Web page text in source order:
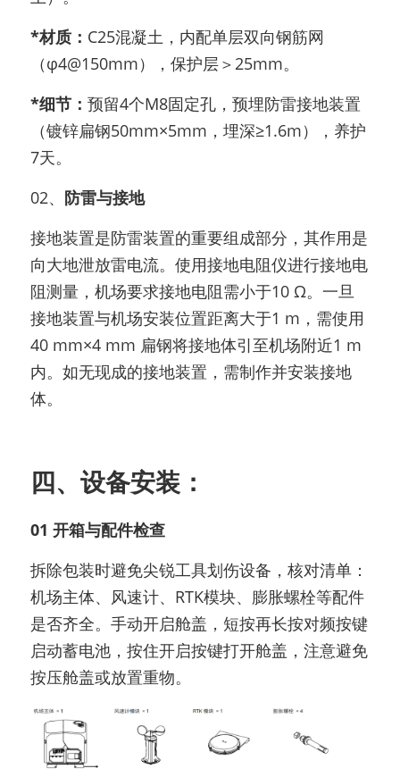
*材质： C25混凝土，内配单层双向钢筋网
（φ4@150mm），保护层＞25mm。
*细节： 预留4个M8固定孔，预埋防雷接地装置
（镀锌扁钢50mm×5mm，埋深≥1.6m），养护
7天。
02、 防雷与接地
接地装置是防雷装置的重要组成部分，其作用是
向大地泄放雷电流。使用接地电阻仪进行接地电
阻测量，机场要求接地电阻需小于10 Ω。一旦
接地装置与机场安装位置距离大于1 m，需使用
40 mm×4 mm 扁钢将接地体引至机场附近1 m
内。如无现成的接地装置，需制作并安装接地
体。
四、设备安装：
01 开箱与配件检查
拆除包装时避免尖锐工具划伤设备，核对清单：
机场主体、风速计、RTK模块、膨胀螺栓等配件
是否齐全。手动开启舱盖，短按再长按对频按键
启动蓄电池，按住开启按键打开舱盖，注意避免
按压舱盖或放置重物。